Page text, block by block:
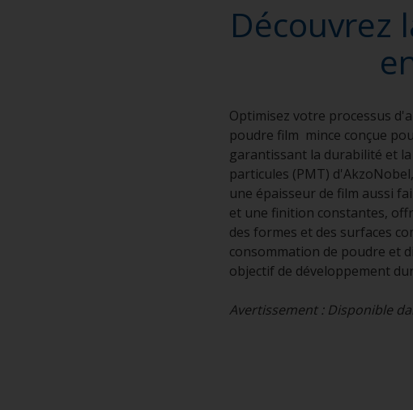
Découvrez
Optimisez votre processus
poudre film mince conçue
garantissant la durabilité et
particules (PMT)
une épaisseur de film aussi
et une finition constantes,
des formes et des surfaces
consommation de poudre et
objectif de
Avertissement : Disponible